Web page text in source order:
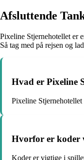
Afsluttende
Pixeline Stjernehotellet er
Så tag med på rejsen og
Hvad er Pixeline
Pixeline
Hvorfor er koder
Koder er vigtige i